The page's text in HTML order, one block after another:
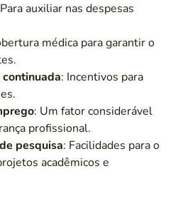
auxiliar nas despesas
médica para garantir o
: Incentivos para
: Um fator considerável
profissional.
pesquisa: Facilidades para o
acadêmicos e